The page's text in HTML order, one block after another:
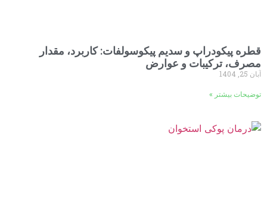
قطره پیکودراپ و سدیم پیکوسولفات: کاربرد، مقدار
مصرف، ترکیبات و عوارض
آبان 25, 1404
توضیحات بیشتر »